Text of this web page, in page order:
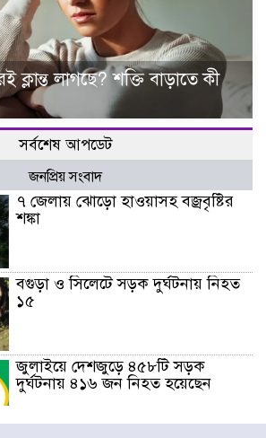
ক্লান্ত লাগছে? শক্তি বাড়াতে কী
সর্বশেষ আপডেট
জনপ্রিয় সংবাদ
৭ জেলায় ঝোড়ো হাওয়াসহ বজ্রবৃষ্টির
শঙ্কা
বগুড়া ও সিলেটে সড়ক দুর্ঘটনায় নিহত
১৫
জুলাইয়ে দেশজুড়ে ৪৫৮টি সড়ক
দুর্ঘটনায় ৪১৬ জন নিহত হয়েছেন